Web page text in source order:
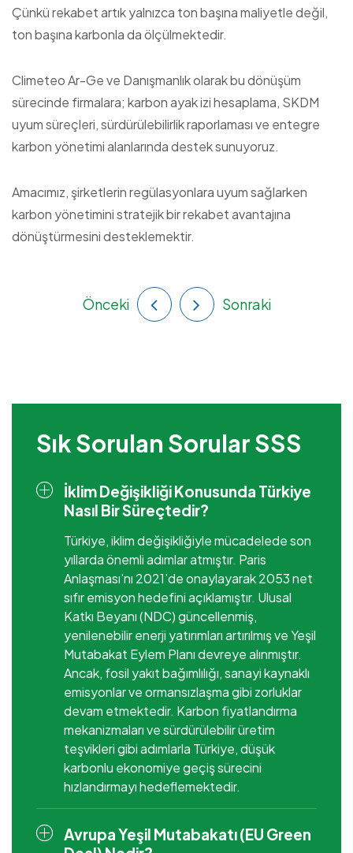
Çünkü rekabet artık yalnızca ton başına maliyetle değil,
ton başına karbonla da ölçülmektedir.
Climeteo Ar-Ge ve Danışmanlık olarak bu dönüşüm
sürecinde firmalara; karbon ayak izi hesaplama, SKDM
uyum süreçleri, sürdürülebilirlik raporlaması ve entegre
karbon yönetimi alanlarında destek sunuyoruz.
Amacımız, şirketlerin regülasyonlara uyum sağlarken
karbon yönetimini stratejik bir rekabet avantajına
dönüştürmesini desteklemektir.
Önceki Sonraki
Sık Sorulan Sorular SSS
İklim Değişikliği Konusunda Türkiye
Nasıl Bir Süreçtedir?
Türkiye, iklim değişikliğiyle mücadelede son
yıllarda önemli adımlar atmıştır. Paris
Anlaşması’nı 2021’de onaylayarak 2053 net
sıfır emisyon hedefini açıklamıştır. Ulusal
Katkı Beyanı (NDC) güncellenmiş,
yenilenebilir enerji yatırımları artırılmış ve Yeşil
Mutabakat Eylem Planı devreye alınmıştır.
Ancak, fosil yakıt bağımlılığı, sanayi kaynaklı
emisyonlar ve ormansızlaşma gibi zorluklar
devam etmektedir. Karbon fiyatlandırma
mekanizmaları ve sürdürülebilir üretim
teşvikleri gibi adımlarla Türkiye, düşük
karbonlu ekonomiye geçiş sürecini
hızlandırmayı hedeflemektedir.
Avrupa Yeşil Mutabakatı (EU Green